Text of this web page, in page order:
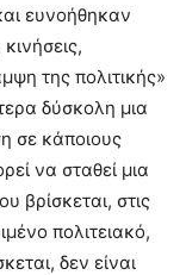
ευνοήθηκαν
της πολιτικής»
δύσκολη μια
σε κάποιους
να σταθεί μια
βρίσκεται, στις
πολιτειακό,
δεν είναι